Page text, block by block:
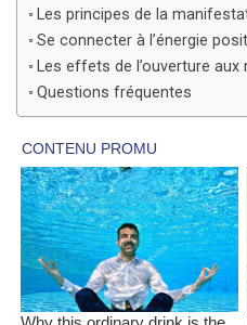
Les principes de la
Se connecter à l’énergie
Les effets de l’ouverture
Questions fréquentes